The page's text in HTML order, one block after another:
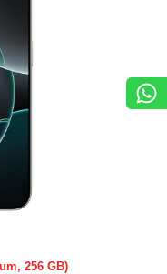
256 GB)